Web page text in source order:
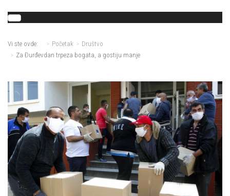
Vi ste ovde: Početak
Društvo
Za Đurđevdan trpeza bogata, a gostiju manje